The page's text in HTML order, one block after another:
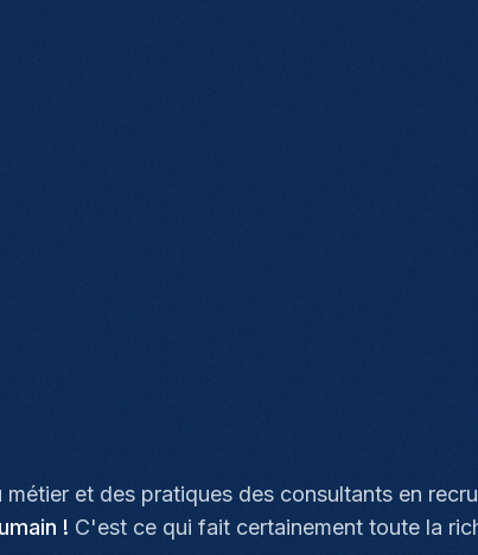
et des pratiques des consultants en
! C'est ce qui fait certainement toute la